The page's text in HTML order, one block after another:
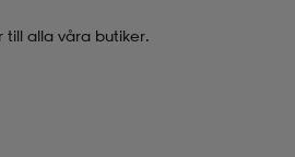
alla våra butiker.